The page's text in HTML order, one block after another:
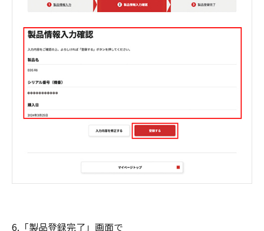
6.「製品登録完了」画面で